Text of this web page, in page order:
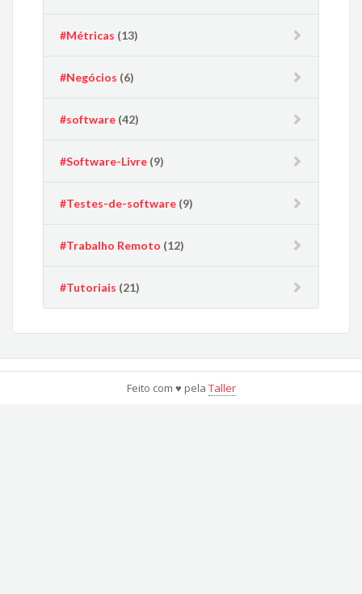
#Métricas (13)
#Negócios (6)
#software (42)
#Software-Livre (9)
#Testes-de-software (9)
#Trabalho Remoto (12)
#Tutoriais (21)
Feito com ♥ pela Taller